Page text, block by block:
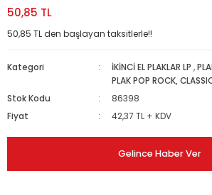
50,85 TL
50,85 TL den başlayan taksitlerle!!
Kategori İKİNCİ EL PLAKLAR LP ,
PLAK POP ROCK,
Stok Kodu
86398
Fiyat
42,37 TL + KDV
Gelince Haber Ver